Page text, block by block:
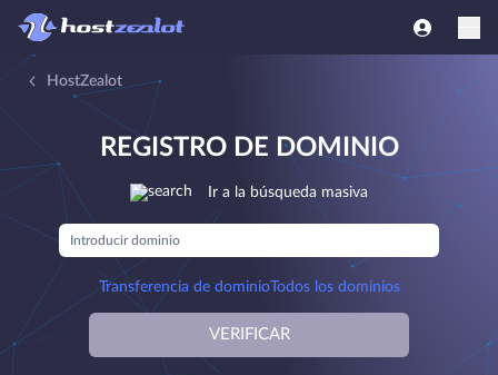
HostZealot
REGISTRO DE DOMINIO
Ir a la búsqueda masiva
Transferencia de dominioTodos los dominios
VERIFICAR